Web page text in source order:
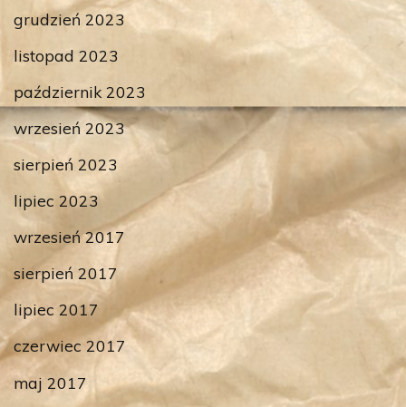
grudzień 2023
listopad 2023
październik 2023
wrzesień 2023
sierpień 2023
lipiec 2023
wrzesień 2017
sierpień 2017
lipiec 2017
czerwiec 2017
maj 2017